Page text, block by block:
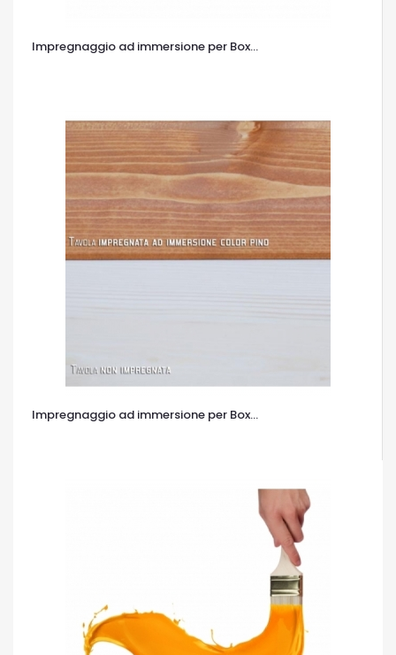
Impregnaggio ad immersione per Box...
Impregnaggio ad immersione per Box...